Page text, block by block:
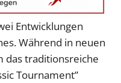
Entwicklungen
Während in neuen
das traditionsreiche
Tournament”